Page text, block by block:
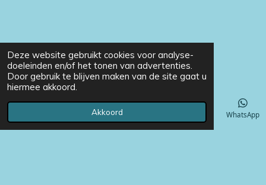
Deze website gebruikt cookies voor analyse-
doeleinden en/of het tonen van advertenties.
Door gebruik te blijven maken van de site gaat u
hiermee akkoord.
Akkoord
Telefoonnummer WhatsApp